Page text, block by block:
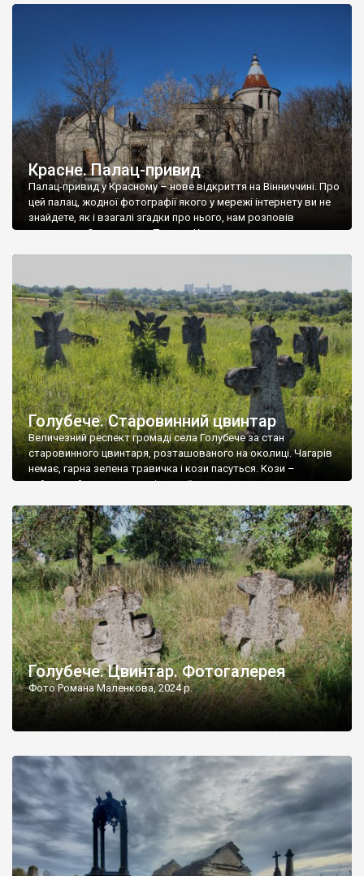
Красне. Палац-привид
Палац-привид у Красному – нове відкриття на Вінниччині. Про
цей палац, жодної фотографії якого у мережі інтернету ви не
знайдете, як і взагалі згадки про нього, нам розповів
мешканець Самгородка. Палац у Красному вразив не лише
Голубече. Старовинний цвинтар
Величезний респект громаді села Голубече за стан
старовинного цвинтаря, розташованого на околиці. Чагарів
немає, гарна зелена травичка і кози пасуться. Кози –
найкращий регулятор шкідливої, для старих кладовищ,
бруньками, кози ті бруньки обгризають, бо то улюблений
делікатес. На цвинтарі у Голубечому ціла колекція
різноманітних форм хрестів. Село відносно невелике, […]
Голубече. Цвинтар. Фотогалерея
Фото Романа Маленкова, 2024 р.